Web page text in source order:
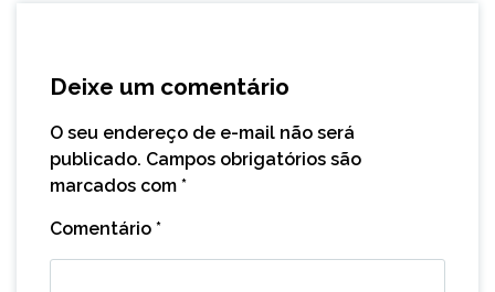
Deixe um comentário
O seu endereço de e-mail não será
publicado. Campos obrigatórios são
marcados com *
Comentário *